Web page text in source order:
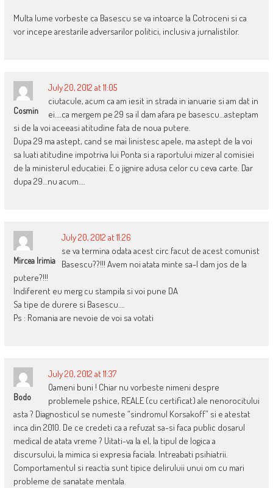
Multa lume vorbeste ca Basescu se va intoarce la Cotroceni si ca
vor incepe arestarile adversarilor politici, inclusiv a jurnalistilor.
Cosmin
July 20, 2012 at 11:05
ciutacule, acum ca am iesit in strada in ianuarie si am dat in
ei….ca mergem pe 29 sa il dam afara pe basescu…asteptam
si de la voi aceeasi atitudine fata de noua putere.
Dupa 29 ma astept, cand se mai linistesc apele, ma astept de la voi
sa luati atitudine impotriva lui Ponta si a raportului mizer al comisiei
de la ministerul educatiei. E o jignire adusa celor cu ceva carte. Dar
dupa 29…nu acum….
Mircea Irimia
July 20, 2012 at 11:26
se va termina odata acest circ facut de acest comunist
Basescu??!!! Avem noi atata minte sa-l dam jos de la
putere?!!!
Indiferent eu merg cu stampila si voi pune DA
Sa tipe de durere si Basescu….
Ps : Romania are nevoie de voi sa votati
Bodo
July 20, 2012 at 11:37
Oameni buni ! Chiar nu vorbeste nimeni despre
problemele pshice, REALE (cu certificat) ale nenorocitului
asta ? Diagnosticul se numeste “sindromul Korsakoff” si e atestat
inca din 2010. De ce credeti ca a refuzat sa-si faca public dosarul
medical de atata vreme ? Uitati-va la el, la tipul de logica a
discursului, la mimica si expresia faciala. Intreabati psihiatrii.
Comportamentul si reactia sunt tipice deliruluii unui om cu mari
probleme de sanatate mentala.